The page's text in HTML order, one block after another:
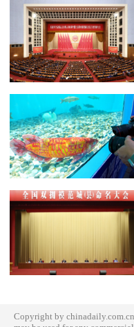
Copyright by